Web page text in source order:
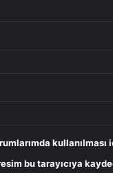
kullanılması
bu tarayıcıya